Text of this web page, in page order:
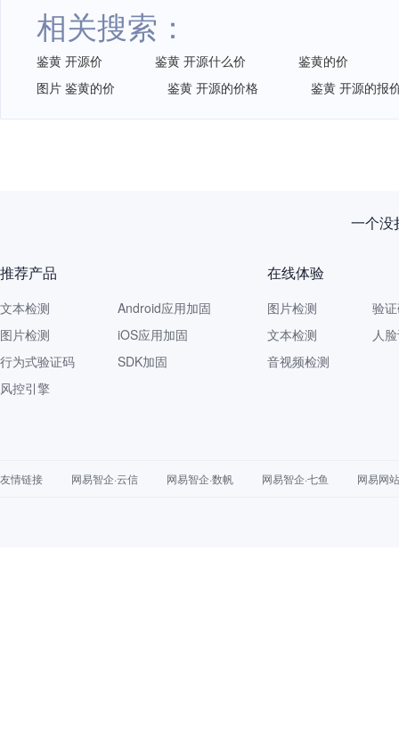
相关搜索：
鉴黄 开源价 鉴黄 开源什么价
鉴黄的价
图片 鉴黄的价
鉴黄 开源的价格 鉴黄 开源的报
一个没
推荐产品
文本检测
图片检测
行为式验证码
风控引擎
Android应用加固
iOS应用加固
SDK加固
在线体验
图片检测
文本检测
音视频检测
验
人
友情链接 网易智企·云信 网易智企·数帆 网易智企·七鱼 网易网